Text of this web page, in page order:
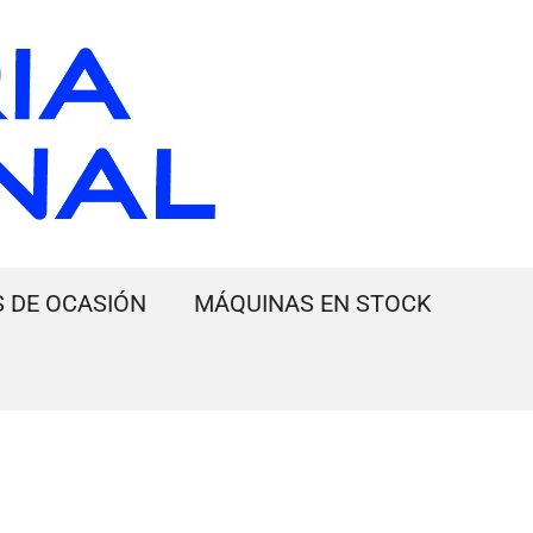
OCASIÓN MÁQUINAS EN STOCK